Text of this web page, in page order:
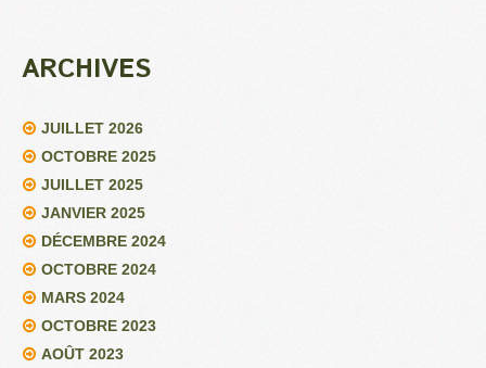
ARCHIVES
JUILLET 2026
OCTOBRE 2025
JUILLET 2025
JANVIER 2025
DÉCEMBRE 2024
OCTOBRE 2024
MARS 2024
OCTOBRE 2023
AOÛT 2023